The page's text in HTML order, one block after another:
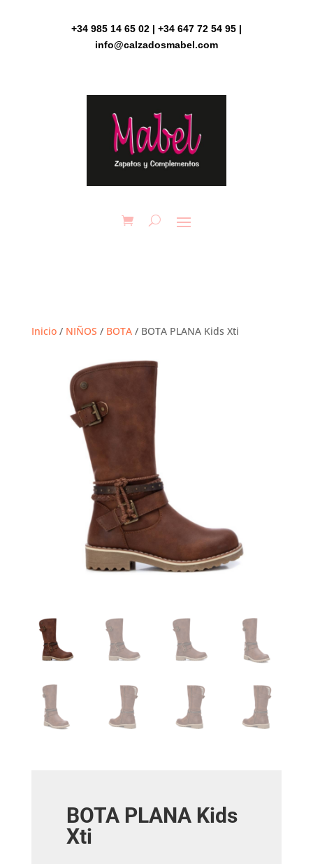
+34 985 14 65 02 | +34 647 72 54 95 |
info@calzadosmabel.com
Inicio/ NIÑOS / BOTA/ BOTA PLANA Kids Xti
BOTA PLANA Kids
Xti